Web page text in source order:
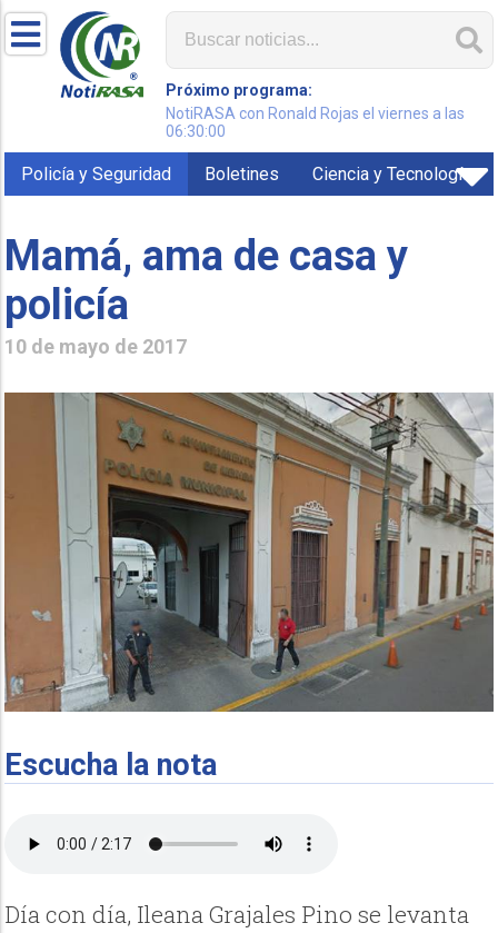
Próximo programa:
NotiRASA con Ronald Rojas el viernes a las
06:30:00
Policía y Seguridad Boletines Ciencia y Tecnología
Mamá, ama de casa y
policía
10 de mayo de 2017
Escucha la nota
Día con día, Ileana Grajales Pino se levanta